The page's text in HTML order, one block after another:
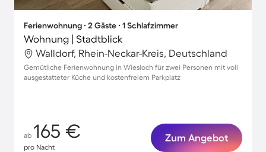
Ferienwohnung ∙ 2 Gäste ∙ 1 Schlafzimmer
Wohnung | Stadtblick
Walldorf, Rhein-Neckar-Kreis, Deutschland
Gemütliche Ferienwohnung in Wiesloch für zwei Personen mit voll
ausgestatteter Küche und kostenfreiem Parkplatz
ab 165 €
pro Nacht
Zum Angebot